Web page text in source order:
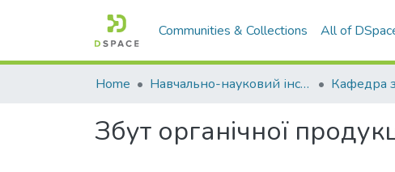
Communities & Collections All of
Home Навчально-науковий інститут агротехнологій, селекції та екології
Збут органічної